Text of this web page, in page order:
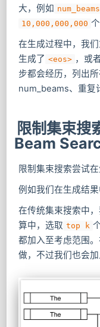
大，例如
10,000,000,000
在生成过程中，我
生成了 <eos> ，或
步都会经历，列出
num_beams、重复
限制集束
Beam
限制集束搜索尝试
例如我们在生成结
在传统集束搜索中
算中，选取 top k
都加入至考虑范围
做，不过我们也会